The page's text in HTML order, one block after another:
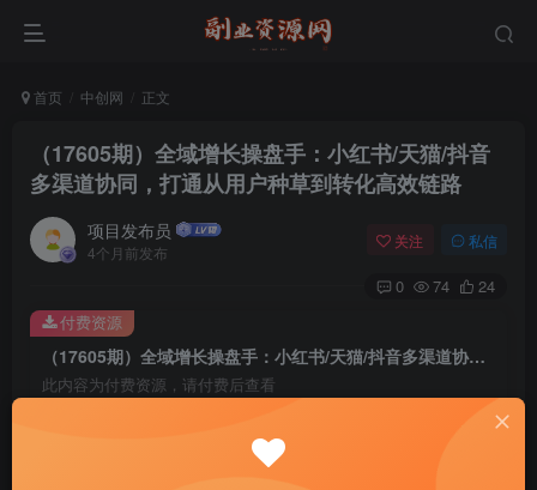
首页 中创网 正文
（17605期）全域增长操盘手：小红书/天猫/抖音
多渠道协同，打通从用户种草到转化高效链路
项目发布员
4个月前发布
关注 私信
0 74 24
（17605期）全域增长操盘手：小红书/天猫/抖音多渠道协同，打通从用户种草到转化高效链路
此内容为付费资源，请付费后查看
￥4
付费资源